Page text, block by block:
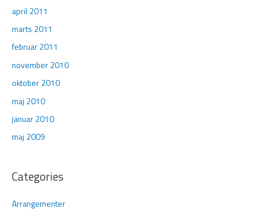
april 2011
marts 2011
februar 2011
november 2010
oktober 2010
maj 2010
januar 2010
maj 2009
Categories
Arrangementer